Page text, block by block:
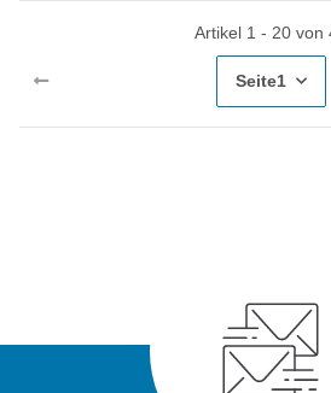
Artikel 1 - 20 von
Seite1